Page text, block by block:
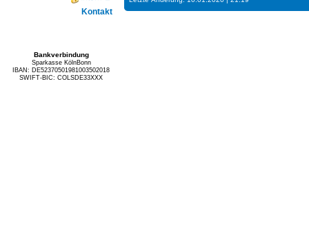
Kontakt
Bankverbindung
Sparkasse KölnBonn
IBAN: DE52370501981003502018
SWIFT-BIC: COLSDE33XXX